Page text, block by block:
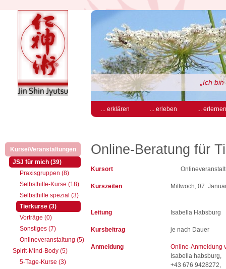
„Ich
... erklären ... erleben ... erlernen
Kurse/Veranstaltungen
(aktiv)
JSJ für mich (39)(aktiv)
Praxisgruppen (8)
Selbsthilfe-Kurse (18)
Selbsthilfe spezial (3)
Tierkurse (3)(aktiv)
Vorträge (0)
Sonstiges (7)
Onlineveranstaltung (5)
Spirit-Mind-Body (5)
5-Tage-Kurse (3)
Online-Beratung für
Kursort
Kurszeiten Mittwoch, 07.
Leitung Isabella Habsburg
Kursbeitrag je nach Dauer
Anmeldung
Online-Anmeldung
Isabella habsburg,
+43 676 9428272,